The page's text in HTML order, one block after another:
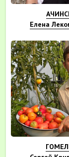
Елена